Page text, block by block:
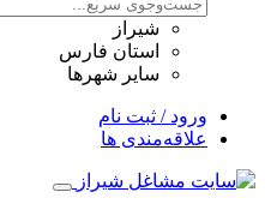
شیراز
استان فارس
سایر شهرها
ورود / ثبت نام
علاقه‌مندی ها